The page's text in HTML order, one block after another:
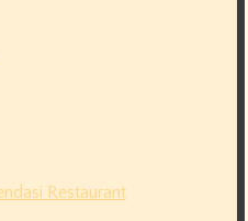
Restaurant